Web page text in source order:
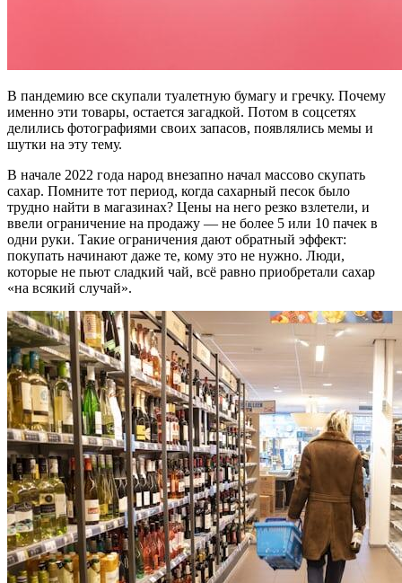
В пандемию все скупали туалетную бумагу и гречку. Почему
именно эти товары, остается загадкой. Потом в соцсетях
делились фотографиями своих запасов, появлялись мемы и
шутки на эту тему.
В начале 2022 года народ внезапно начал массово скупать
сахар. Помните тот период, когда сахарный песок было
трудно найти в магазинах? Цены на него резко взлетели, и
ввели ограничение на продажу — не более 5 или 10 пачек в
одни руки. Такие ограничения дают обратный эффект:
покупать начинают даже те, кому это не нужно. Люди,
которые не пьют сладкий чай, всё равно приобретали сахар
«на всякий случай».